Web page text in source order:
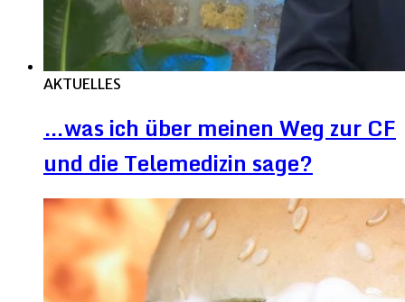
AKTUELLES
…was ich über meinen Weg zur CF
und die Telemedizin sage?